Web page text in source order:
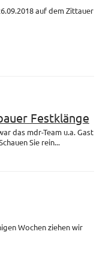
auf dem Zittauer
Festklänge
das mdr-Team u.a. Gast
Sie rein...
Wochen ziehen wir